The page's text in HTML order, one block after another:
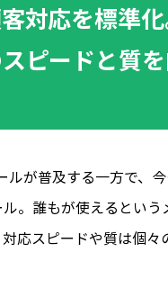
対応を標準化
ピードと質
が普及する一方で、
。誰もが使えるとい
応スピードや質は個